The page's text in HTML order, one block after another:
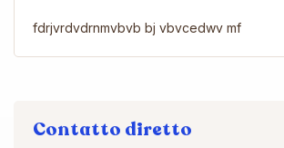
fdrjvrdvdrnmvbvb bj vbvcedwv mf
Contatto diretto